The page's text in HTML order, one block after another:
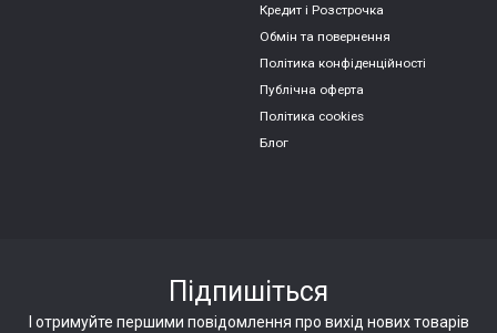
Кредит і Розстрочка
Обмін та повернення
Політика конфіденційності
Публічна оферта
Політика cookies
Блог
Підпишіться
І отримуйте першими повідомлення про вихід нових товарів